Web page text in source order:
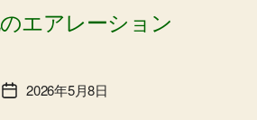
ー
エアレーション
投 2026年5月8日